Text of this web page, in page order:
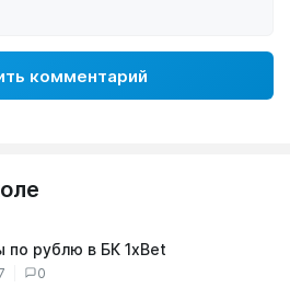
комментарий
0
по рублю в БК 1xBet